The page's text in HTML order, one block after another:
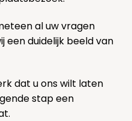
al uw vragen
een duidelijk beeld van
dat u ons wilt laten
stap een